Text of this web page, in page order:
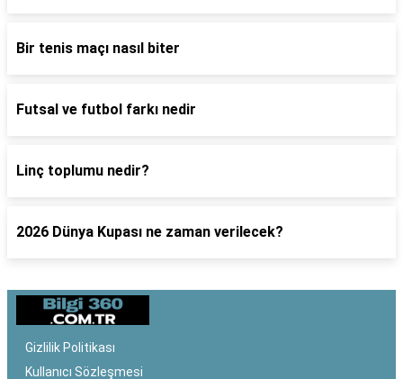
Bir tenis maçı nasıl biter
Futsal ve futbol farkı nedir
Linç toplumu nedir?
2026 Dünya Kupası ne zaman verilecek?
Gizlilik Politikası
Kullanıcı Sözleşmesi